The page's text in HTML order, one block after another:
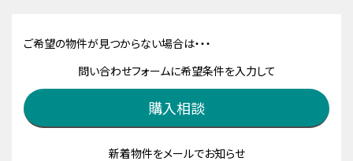
ご希望の物件が見つからない場合は・・・
問い合わせフォームに希望条件を入力して
購入相談
新着物件をメールでお知らせ